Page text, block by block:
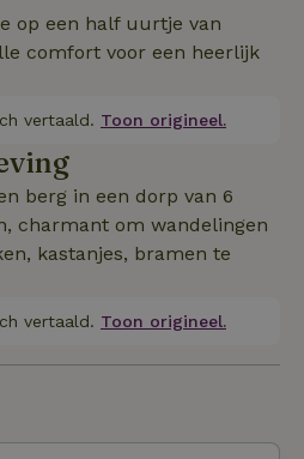
op een half uurtje van
comfort voor een heerlijk
vertaald. Toon origineel.
berg in een dorp van 6
charmant om wandelingen
kastanjes, bramen te
vertaald. Toon origineel.